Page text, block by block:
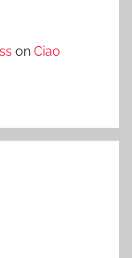
on Ciao